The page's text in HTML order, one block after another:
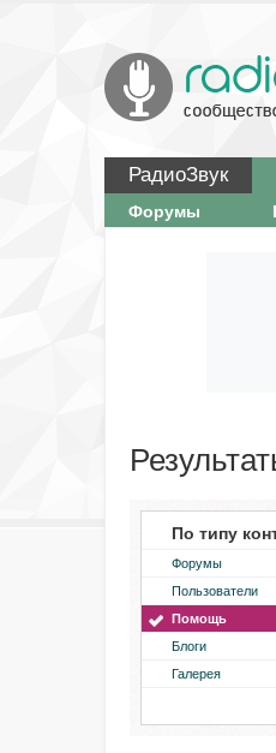
РадиоЗвук
Форумы
По типу
Форумы
Пользователи
Помощь
Блоги
Галерея